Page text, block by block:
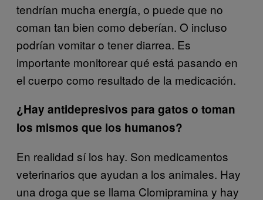
tendrían mucha energía, o puede que no
coman tan bien como deberían. O incluso
podrían vomitar o tener diarrea. Es
importante monitorear qué está pasando en
el cuerpo como resultado de la medicación.
¿Hay antidepresivos para gatos o toman
los mismos que los humanos?
En realidad sí los hay. Son medicamentos
veterinarios que ayudan a los animales. Hay
una droga que se llama Clomipramina y hay